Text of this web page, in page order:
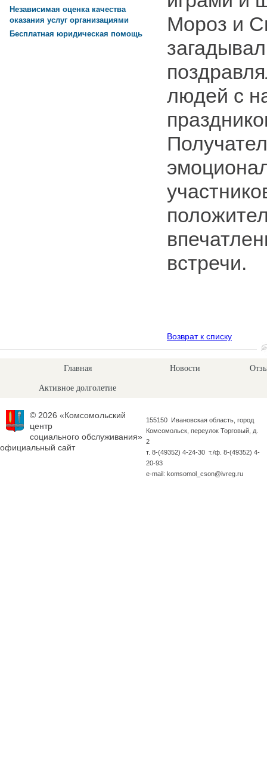
Мороз и
людей с
встречи.
Возврат к списку
Независимая оценка качества
оказания услуг организациями
Бесплатная юридическая помощь
Главная Новости
Активное долголетие
© 2026 «Комсомольский
центр
социального обслуживания»
официальный сайт
155150 Ивановская область, город
Комсомольск, переулок Торговый, д.
2
т. 8-(49352) 4-24-30 т./ф. 8-(49352) 4-
20-93
e-mail: komsomol_cson@ivreg.ru